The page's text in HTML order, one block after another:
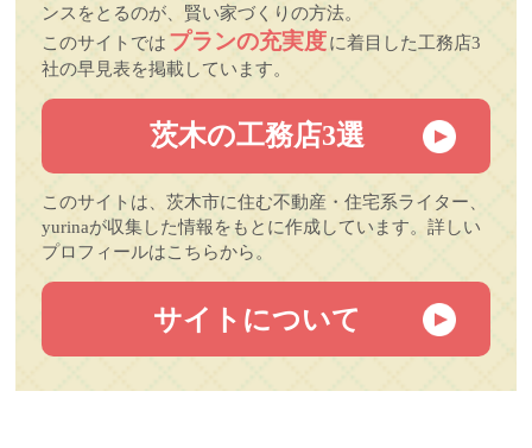
ンスをとるのが、賢い家づくりの方法。
このサイトでは プランの充実度に着目した工務店3
社の早見表を掲載しています。
茨木の工務店3選
このサイトは、茨木市に住む不動産・住宅系ライター、
yurinaが収集した情報をもとに作成しています。詳しい
プロフィールはこちらから。
サイトについて